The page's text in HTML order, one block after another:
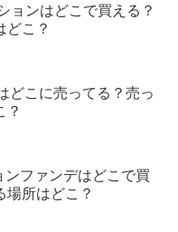
ョンはどこで買える？
どこ？
どこに売ってる？売っ
？
ンファンデはどこで買
場所はどこ？